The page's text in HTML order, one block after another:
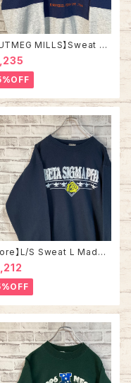
MILLS】Sweat XL
in USA 90s “UNIVER
OF TENNESSEE” vinta
ツメグミルズ カレッジモノ
ッジロゴ テネシー大学 スウ
ト トレーナー ヴィンテージ
アメリカ USA 古着
】L/S Sweat L Made i
ラブ プロモ
ン スウェット トレーナー
製 vintage ヴィンテージ
リカ USA 古着